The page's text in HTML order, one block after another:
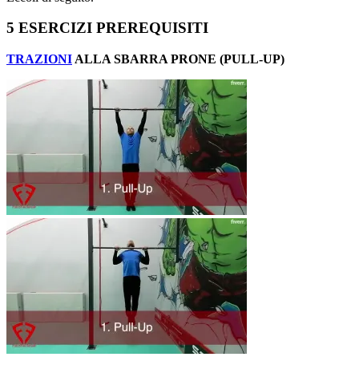
5 ESERCIZI PREREQUISITI
TRAZIONI ALLA SBARRA PRONE (PULL-UP)